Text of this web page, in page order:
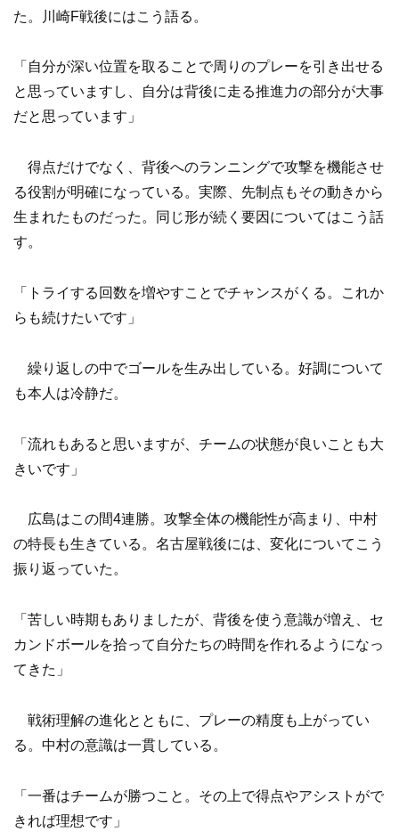
た。川崎F戦後にはこう語る。
「自分が深い位置を取ることで周りのプレーを引き出せる
と思っていますし、自分は背後に走る推進力の部分が大事
だと思っています」
得点だけでなく、背後へのランニングで攻撃を機能させ
る役割が明確になっている。実際、先制点もその動きから
生まれたものだった。同じ形が続く要因についてはこう話
す。
「トライする回数を増やすことでチャンスがくる。これか
らも続けたいです」
繰り返しの中でゴールを生み出している。好調について
も本人は冷静だ。
「流れもあると思いますが、チームの状態が良いことも大
きいです」
広島はこの間4連勝。攻撃全体の機能性が高まり、中村
の特長も生きている。名古屋戦後には、変化についてこう
振り返っていた。
「苦しい時期もありましたが、背後を使う意識が増え、セ
カンドボールを拾って自分たちの時間を作れるようになっ
てきた」
戦術理解の進化とともに、プレーの精度も上がってい
る。中村の意識は一貫している。
「一番はチームが勝つこと。その上で得点やアシストがで
きれば理想です」